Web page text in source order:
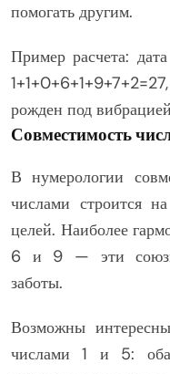
помогать другим.
Пример расчета:
рожден под
Совместимость
В нумерологии
числами строится
целей. Наиболее
6 и 9 — эти союзы
заботы.
Возможны
числами 1 и 5: оба